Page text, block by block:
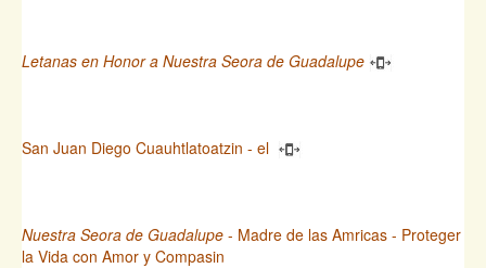
Letanas en Honor a Nuestra Seora de Guadalupe
San Juan Diego Cuauhtlatoatzin - el
Nuestra Seora de Guadalupe - Madre de las Amricas - Proteger
la Vida con Amor y Compasin